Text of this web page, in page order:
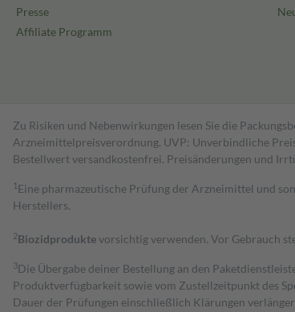
Presse
Affiliate Programm
Zu Risiken und Nebenwirkungen lesen Sie die
Arzneimittelpreisverordnung. UVP: Unverbindliche
Bestell­wert versand­kosten­frei. Preisänderungen und
1 Eine pharmazeutische Prüfung der Arzneimittel und
Herstellers.
2Biozidproduktevorsichtig verwenden. Vor Gebrauch
3Die Übergabe deiner Bestellung an den
Produktverfügbarkeit sowie vom Zustellzeitpunkt des
Dauer der Prüfungen einschließlich Klärungen